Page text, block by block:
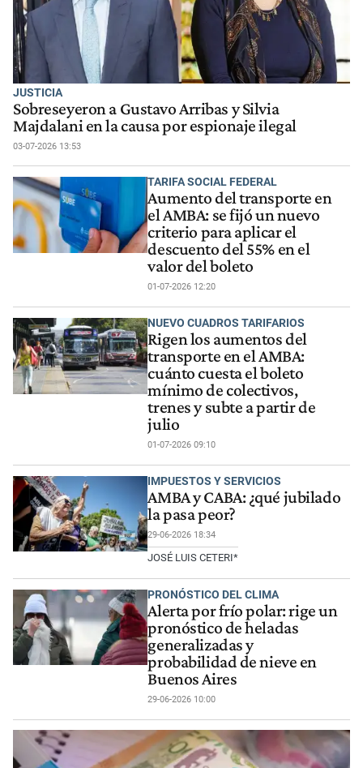
JUSTICIA
Sobreseyeron a Gustavo Arribas y Silvia
Majdalani en la causa por espionaje ilegal
03-07-2026 13:53
TARIFA SOCIAL FEDERAL
Aumento del transporte en
el AMBA: se fijó un nuevo
criterio para aplicar el
descuento del 55% en el
valor del boleto
01-07-2026 12:20
NUEVO CUADROS TARIFARIOS
Rigen los aumentos del
transporte en el AMBA:
cuánto cuesta el boleto
mínimo de colectivos,
trenes y subte a partir de
julio
01-07-2026 09:10
IMPUESTOS Y SERVICIOS
AMBA y CABA: ¿qué jubilado
la pasa peor?
29-06-2026 18:34
JOSÉ LUIS CETERI*
PRONÓSTICO DEL CLIMA
Alerta por frío polar: rige un
pronóstico de heladas
generalizadas y
probabilidad de nieve en
Buenos Aires
29-06-2026 10:00